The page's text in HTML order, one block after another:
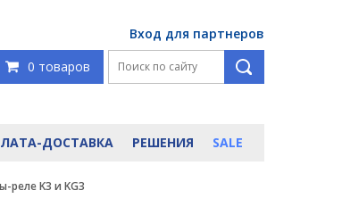
Вход для партнеров
0 товаров
ДОСТАВКА РЕШЕНИЯ SALE
реле K3 и KG3